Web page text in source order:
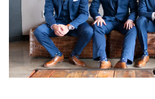
MOCASINI SI BALERINI
PANTOFI CASUAL
PANTOFI SPORT SI TENISI
PANTOFI ELEGANTI
SANDALE
SANDALE
CASUAL
DE SEARA
ELEGANT
PAPUCI, SABOTI
NIKKY BY NICOLE
TAMARIS